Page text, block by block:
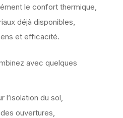
le confort thermique,
déjà disponibles,
et efficacité.
avec quelques
l’isolation du sol,
ouvertures,